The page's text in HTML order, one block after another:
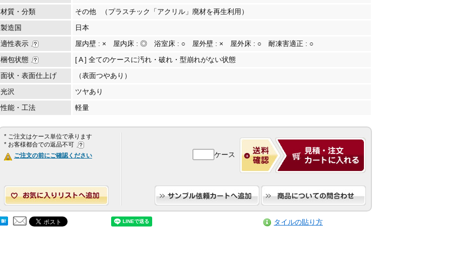
材質・分類
その他
（プラスチック「アクリル」廃材を再生利用）
製造国
日本
適性表示
屋内壁 : × 屋内床 : ◎ 浴室床 : ○ 屋外壁 : × 屋外床 : ○ 耐凍害適正 : ○
梱包状態
[ A ] 全てのケースに汚れ・破れ・型崩れがない状態
面状・表面仕上げ
（表面つやあり）
光沢
ツヤあり
性能・工法
軽量
* ご注文はケース単位で承ります
* お客様都合での返品不可
ご注文の前にご確認ください
ケース
タイルの貼り方